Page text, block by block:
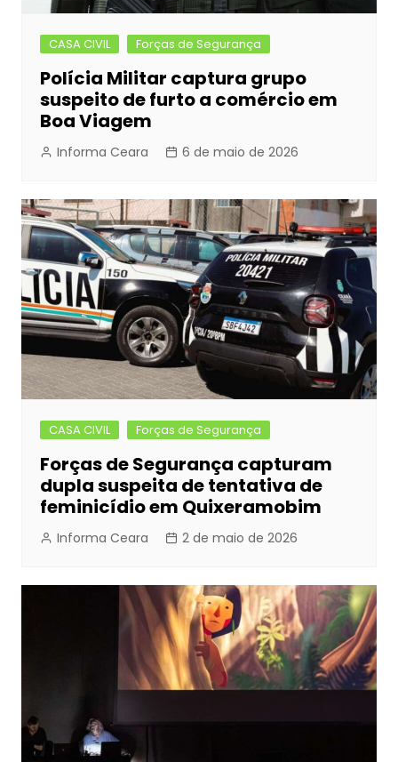
CASA CIVIL Forças de Segurança
Polícia Militar captura grupo
suspeito de furto a comércio em
Boa Viagem
Informa Ceara 6 de maio de 2026
CASA CIVIL Forças de Segurança
Forças de Segurança capturam
dupla suspeita de tentativa de
feminicídio em Quixeramobim
Informa Ceara 2 de maio de 2026